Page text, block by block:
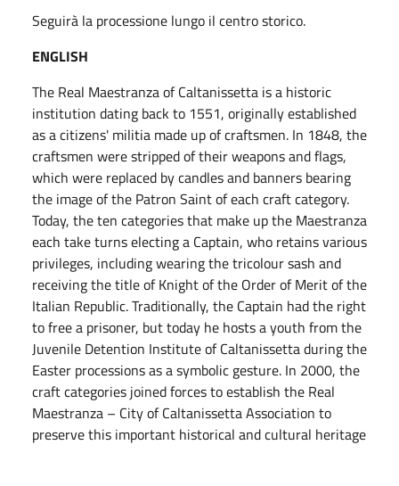
Seguirà la processione lungo il centro storico.
ENGLISH
The Real Maestranza of Caltanissetta is a historic
institution dating back to 1551, originally established
as a citizens' militia made up of craftsmen. In 1848, the
craftsmen were stripped of their weapons and flags,
which were replaced by candles and banners bearing
the image of the Patron Saint of each craft category.
Today, the ten categories that make up the Maestranza
each take turns electing a Captain, who retains various
privileges, including wearing the tricolour sash and
receiving the title of Knight of the Order of Merit of the
Italian Republic. Traditionally, the Captain had the right
to free a prisoner, but today he hosts a youth from the
Juvenile Detention Institute of Caltanissetta during the
Easter processions as a symbolic gesture. In 2000, the
craft categories joined forces to establish the Real
Maestranza – City of Caltanissetta Association to
preserve this important historical and cultural heritage